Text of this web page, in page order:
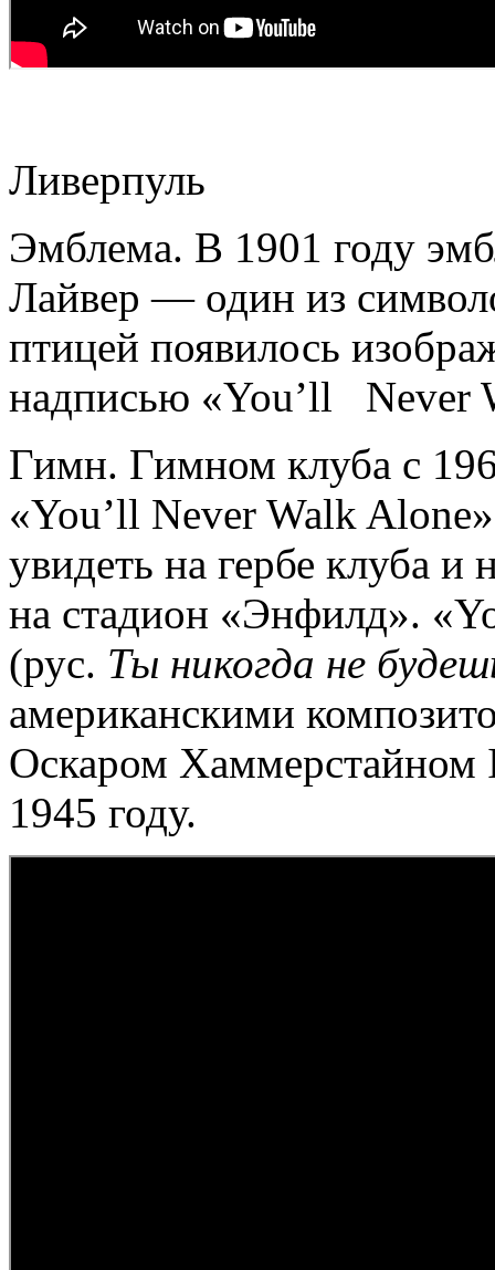
Ливерпуль
Эмблема. В 1901 году
Лайвер — один из
птицей появилось
надписью «You’ll Never
Гимн. Гимном клуба с
«You’ll Never Walk
увидеть на гербе клуба
на стадион «Энфилд».
(рус. Ты никогда не
американскими
Оскаром Хаммерстайном
1945 году.